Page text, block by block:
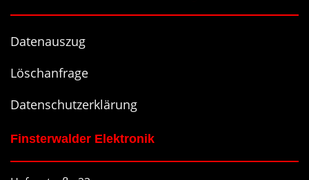
Datenauszug
Löschanfrage
Datenschutzerklärung
Finsterwalder Elektronik